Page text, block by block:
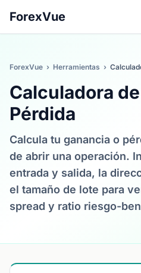
ForexVue
ForexVue › Herramientas ›
Calculadora
Pérdida
Calcula tu ganancia o
de abrir una operación.
entrada y salida, la
el tamaño de lote para
spread y ratio riesgo-